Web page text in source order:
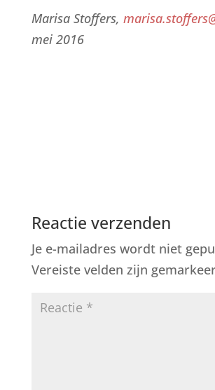
Marisa Stoffers,
mei 2016
Reactie verzenden
Je e-mailadres wordt niet
Vereiste velden zijn